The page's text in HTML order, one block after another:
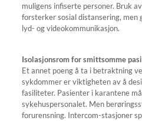
muligens infiserte personer. Bruk
forsterker sosial distansering,
lyd- og videokommunikasjon.
Isolasjonsrom for smittsomme
Et annet poeng å ta i betraktning
sykdommer er viktigheten av å
fasiliteter. Pasienter i karantene
sykehuspersonalet. Men
forurensning. Intercom-stasjoner